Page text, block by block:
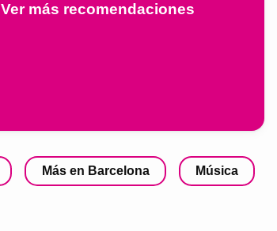
Ver más recomendaciones
Más en Barcelona Música